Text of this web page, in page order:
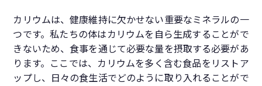
カリウムは、健康維持に欠かせない重要なミネラルの一
つです。私たちの体はカリウムを自ら生成することがで
きないため、食事を通じて必要な量を摂取する必要があ
ります。ここでは、カリウムを多く含む食品をリストア
ップし、日々の食生活でどのように取り入れることがで